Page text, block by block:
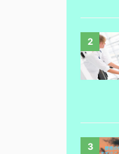
2
3